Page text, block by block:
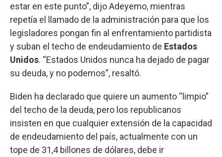
estar en este punto”, dijo Adeyemo, mientras
repetía el llamado de la administración para que los
legisladores pongan fin al enfrentamiento partidista
y suban el techo de endeudamiento de Estados
Unidos. “Estados Unidos nunca ha dejado de pagar
su deuda, y no podemos”, resaltó.
Biden ha declarado que quiere un aumento “limpio”
del techo de la deuda, pero los republicanos
insisten en que cualquier extensión de la capacidad
de endeudamiento del país, actualmente con un
tope de 31,4 billones de dólares, debe ir